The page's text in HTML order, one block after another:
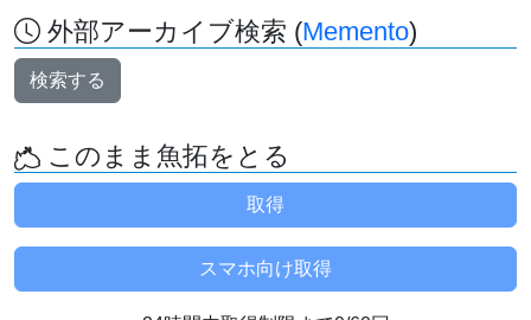
外部アーカイブ検索 (Memento)
検索する
このまま魚拓をとる